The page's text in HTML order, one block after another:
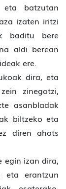
eta batzutan
izaten iritzi
baditu bere
aldi berean
ere.
dira, eta
zinegotzi,
asanbladak
biltzeko eta
diren ahots
egin izan dira,
eta erantzun